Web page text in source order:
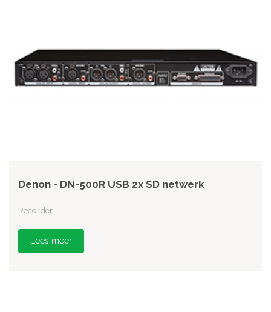
Denon - DN-500R USB 2x SD netwerk
Recorder
Lees meer